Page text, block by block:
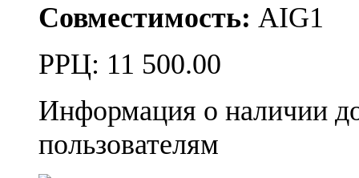
Совместимость: AIG1
РРЦ: 11 500.00
Информация о наличии
пользователям